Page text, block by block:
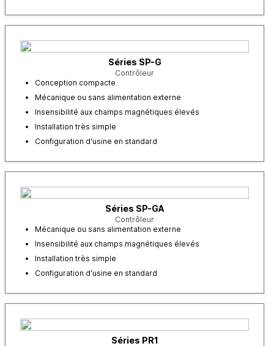
Séries SP-G
Contrôleur
Conception compacte
Mécanique ou sans alimentation externe
Insensibilité aux champs magnétiques élevés
Installation très simple
Configuration d'usine en standard
Séries SP-GA
Contrôleur
Mécanique ou sans alimentation externe
Insensibilité aux champs magnétiques élevés
Installation très simple
Configuration d'usine en standard
Séries PR1